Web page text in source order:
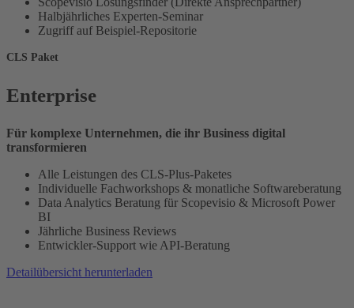
Halbjährliches Experten-Seminar
Zugriff auf Beispiel-Repositorie
CLS Paket
Enterprise
Für komplexe Unternehmen, die ihr Business digital
transformieren
Alle Leistungen des CLS-Plus-Paketes
Individuelle Fachworkshops & monatliche Softwareberatung
Data Analytics Beratung für Scopevisio & Microsoft Power
BI
Jährliche Business Reviews
Entwickler-Support wie API-Beratung
Detailübersicht herunterladen